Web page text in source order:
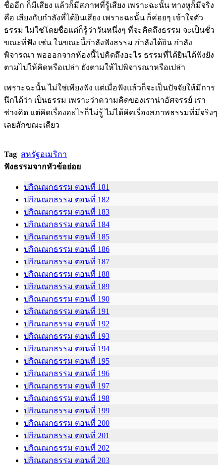
ชื่ออีก ก็มีเสียง แล้วก็มีสภาพที่รู้เสียง เพราะฉะนั้น ทางหูก็มีจริง
คือ เสียงกับกำลังที่ได้ยินเสียง เพราะฉะนั้น ก็ค่อยๆ เข้าใจตัว
ธรรม ไม่ใช่โดยชื่อแต่ก็รู้ว่าวันหนึ่งๆ ที่จะคิดถึงธรรม จะเป็นชั่ว
ขณะที่ฟัง เช่น ในขณะนี้กำลังฟังธรรม กำลังได้ยิน กำลัง
พิจารณา พอออกจากห้องนี้ไปคิดถึงอะไร ธรรมที่ได้ยินได้ฟังยัง
ตามไปให้คิดหรือเปล่า ยังตามให้ไปพิจารณาหรือเปล่า
เพราะฉะนั้น ไม่ใช่เพียงฟัง แต่เมื่อฟังแล้วก็จะเป็นปัจจัยให้มีการ
นึกได้ว่า เป็นธรรม เพราะว่าความคิดของเราน่าอัศจรรย์ เรา
ช่างคิด แต่คิดเรื่องอะไรก็ไม่รู้ ไม่ได้คิดเรื่องสภาพธรรมที่มีจริงๆ
เลยสักขณะเดียว
Tag สหรัฐอเมริกา
ฟังธรรมจากหัวข้อย่อย
ปกิณณกธรรม ตอนที่ 181
ปกิณณกธรรม ตอนที่ 182
ปกิณณกธรรม ตอนที่ 183
ปกิณณกธรรม ตอนที่ 184
ปกิณณกธรรม ตอนที่ 185
ปกิณณกธรรม ตอนที่ 186
ปกิณณกธรรม ตอนที่ 187
ปกิณณกธรรม ตอนที่ 188
ปกิณณกธรรม ตอนที่ 189
ปกิณณกธรรม ตอนที่ 190
ปกิณณกธรรม ตอนที่ 191
ปกิณณกธรรม ตอนที่ 192
ปกิณณกธรรม ตอนที่ 193
ปกิณณกธรรม ตอนที่ 194
ปกิณณกธรรม ตอนที่ 195
ปกิณณกธรรม ตอนที่ 196
ปกิณณกธรรม ตอนที่ 197
ปกิณณกธรรม ตอนที่ 198
ปกิณณกธรรม ตอนที่ 199
ปกิณณกธรรม ตอนที่ 200
ปกิณณกธรรม ตอนที่ 201
ปกิณณกธรรม ตอนที่ 202
ปกิณณกธรรม ตอนที่ 203